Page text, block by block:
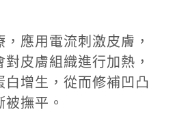
應用電流刺激皮膚，
皮膚組織進行加熱，
增生，從而修補凹凸
撫平。